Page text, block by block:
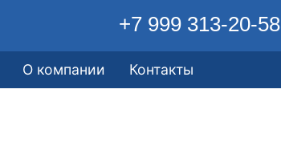
+7 999 313-20-58
О компании Контакты